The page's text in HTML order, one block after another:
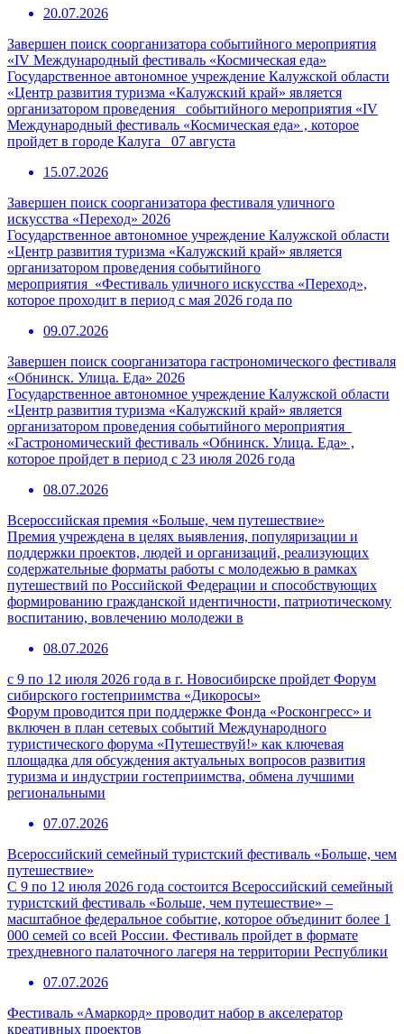
20.07.2026
Завершен поиск соорганизатора событийного мероприятия
«IV Международный фестиваль «Космическая еда»
Государственное автономное учреждение Калужской области
«Центр развития туризма «Калужский край» является
организатором проведения событийного мероприятия «IV
Международный фестиваль «Космическая еда» , которое
пройдет в городе Калуга 07 августа
15.07.2026
Завершен поиск соорганизатора фестиваля уличного
искусства «Переход» 2026
Государственное автономное учреждение Калужской области
«Центр развития туризма «Калужский край» является
организатором проведения событийного
мероприятия «Фестиваль уличного искусства «Переход»,
которое проходит в период с мая 2026 года по
09.07.2026
Завершен поиск соорганизатора гастрономического фестиваля
«Обнинск. Улица. Еда» 2026
Государственное автономное учреждение Калужской области
«Центр развития туризма «Калужский край» является
организатором проведения событийного мероприятия
«Гастрономический фестиваль «Обнинск. Улица. Еда» ,
которое пройдет в период с 23 июля 2026 года
08.07.2026
Всероссийская премия «Больше, чем путешествие»
Премия учреждена в целях выявления, популяризации и
поддержки проектов, людей и организаций, реализующих
содержательные форматы работы с молодежью в рамках
путешествий по Российской Федерации и способствующих
формированию гражданской идентичности, патриотическому
воспитанию, вовлечению молодежи в
08.07.2026
с 9 по 12 июля 2026 года в г. Новосибирске пройдет Форум
сибирского гостеприимства «Дикоросы»
Форум проводится при поддержке Фонда «Росконгресс» и
включен в план сетевых событий Международного
туристического форума «Путешествуй!» как ключевая
площадка для обсуждения актуальных вопросов развития
туризма и индустрии гостеприимства, обмена лучшими
региональными
07.07.2026
Всероссийский семейный туристский фестиваль «Больше, чем
путешествие»
С 9 по 12 июля 2026 года состоится Всероссийский семейный
туристский фестиваль «Больше, чем путешествие» –
масштабное федеральное событие, которое объединит более 1
000 семей со всей России. Фестиваль пройдет в формате
трехдневного палаточного лагеря на территории Республики
07.07.2026
Фестиваль «Амаркорд» проводит набор в акселератор
креативных проектов